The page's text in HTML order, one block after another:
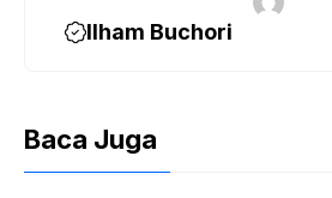
Ilham Buchori
Baca Juga